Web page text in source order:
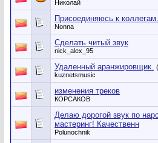
Николай
Присоединяюсь к коллегам.
Nonna
Сделать читый звук
nick_alex_95
Удаленный аранжировщик. (
kuznetsmusic
изменения треков
КОРСАКОВ
Делаю дорогой звук по
мастеринг! Качественн
Polunochnik